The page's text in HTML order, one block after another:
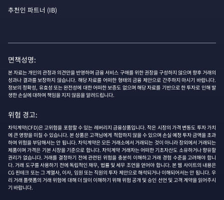
추천인 파트너 (IB)
면책성명:
본 자료는 개인의 관정과 의견만을 반영하며 금융 서비스 구매를 위한 권장을 구성하지 않으며 향후 거래의
성과나 결과를 보장하지 않습니다. 해당 자료를 어떠한 형태의 금융 제안으로 간주하지 마시기 바랍니다.
정보의 정확성, 유효성 또는 완전성에 대한 어떠한 보증도 없으며 해당 자료를 기반으로 한 투자로 인해 발
생한 손실에 대하여 책임을 지지 않음을 알려드립니다.
위험 경고:
차익계약(CFD)은 고위험을 포함할 수 있는 레버리지 금융상품입니다. 작은 시장의 가격 변동도 투자 가치
에 큰 영향을 미칠 수 있습니다. 본 상품은 고객님에게 적합하지 않을 수 있으며 손실 예정 투자 금액을 초과
하여 위험을 부담해서는 안 됩니다. 차익계약은 모든 거래소에서 거래되는 것이 아니라 장외에서 거래되는
제품이며 가격은 기본 시장을 기준으로 합니다. 차익계약 거래자는 어떠한 기초자산도 소유하거나 향유할
권리가 없습니다. 거래를 결정하기 전에 관련된 위험을 충분히 이해하고 거래 경험 수준을 고려해야 합니
다. 거래 도구를 사용하기 전에 독립적인 재무, 법률 및 세무 조언을 얻어야 합니다. 본 웹 사이트의 내용은
CG 핀테크 또는 그 계열사, 이사, 임원 또는 직원의 투자 제안으로 해석되거나 이해되어서는 안 됩니다. 우
리 거래 플랫폼의 거래 위험에 대해 더 많이 이해하기 위해 위험 공개 및 승인 선언 및 고객 계약을 읽어주시
기 바랍니다.